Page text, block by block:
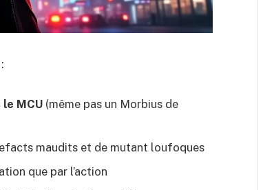
MCU (même pas un Morbius de
maudits et de mutant loufoques
que par l’action